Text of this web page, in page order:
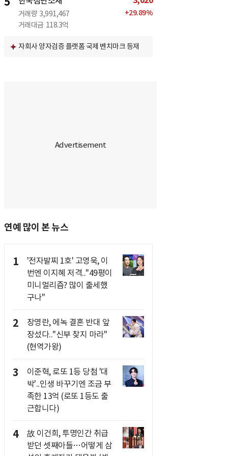
거래량 3,991,467
거래대금 118.3억
+29.89%
자회사 양자검증 플랫폼 국제 벤치마크 등재
연예 많이 본 뉴스
1
'전자발찌 1호' 고영욱, 이
번엔 이지혜 저격.."49평이
미니멀리즘? 많이 출세했
구나"
2
장영란, 에녹 결혼 반대 앞
장섰다.."신부 찾지 마라"
(현역가왕)
3
이준혁, 로또 1등 당첨 '대
박'..인생 바꾸기엔 조금 부
족한 13억 (로또 1등도 출
근합니다)
4
故 이건희, 투명인간 취급
받던 셋째아들…어떻게 삼